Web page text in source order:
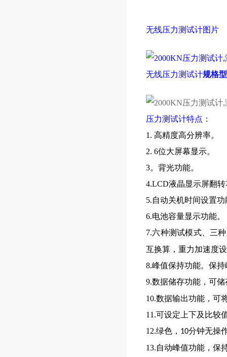
无线压力测试计图片
无线压力测试计规格
压力测试计特点：
1. 高精度高分辨率。
2. 6位大屏幕显示。
3。背光功能。
4.LCD液晶显示屏翻
5.自动关机时间设置功
6.电池容量显示功能。
7.六种测试模式、三
互换算，重力加速度
8.峰值保持功能。保
9.数据储存功能，可储
10.数据输出功能，可
11.可设定上下及比较
12.绿色， 10分钟无操
13.自动峰值功能，保